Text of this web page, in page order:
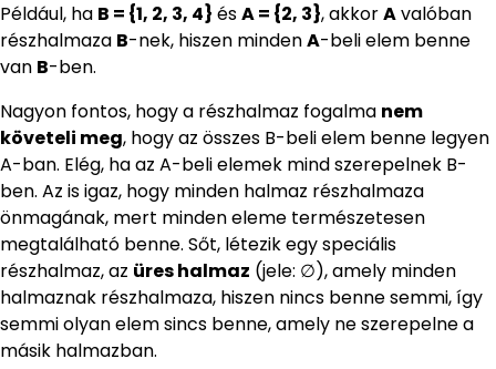
Például, ha B = {1, 2, 3, 4} ésA = {2, 3}, akkorAvalóban
részhalmaza B-nek, hiszen mindenA-beli elem benne
van B-ben.
Nagyon fontos, hogy a részhalmaz fogalma nem
követeli meg, hogy az összes B-beli elem benne legyen
A-ban. Elég, ha az A-beli elemek mind szerepelnek B-
ben. Az is igaz, hogy minden halmaz részhalmaza
önmagának, mert minden eleme természetesen
megtalálható benne. Sőt, létezik egy speciális
részhalmaz, az üres halmaz (jele: ∅), amely minden
halmaznak részhalmaza, hiszen nincs benne semmi, így
semmi olyan elem sincs benne, amely ne szerepelne a
másik halmazban.